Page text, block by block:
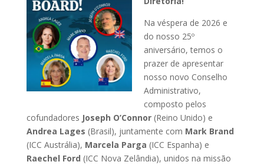
Na véspera de 2026 e
do nosso 25º
aniversário, temos o
prazer de apresentar
nosso novo Conselho
Administrativo,
composto pelos
cofundadores Joseph O’Connor(Reino Unido) e
Andrea Lages (Brasil), juntamente com Mark Brand
(ICC Austrália), Marcela Parga (ICC Espanha) e
Raechel Ford (ICC Nova Zelândia), unidos na missão